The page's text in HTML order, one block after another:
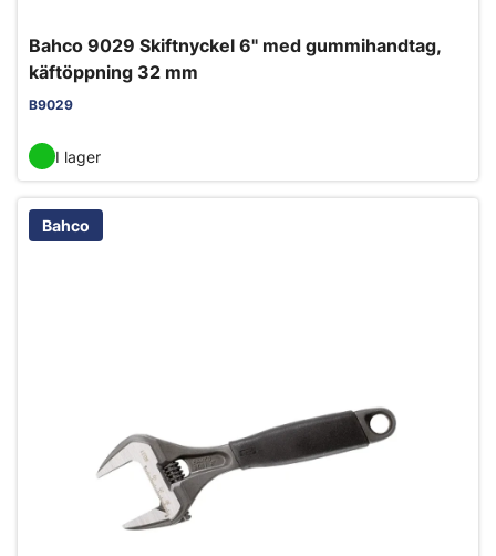
Bahco 9029 Skiftnyckel 6" med gummihandtag,
käftöppning 32 mm
B9029
I lager
Bahco